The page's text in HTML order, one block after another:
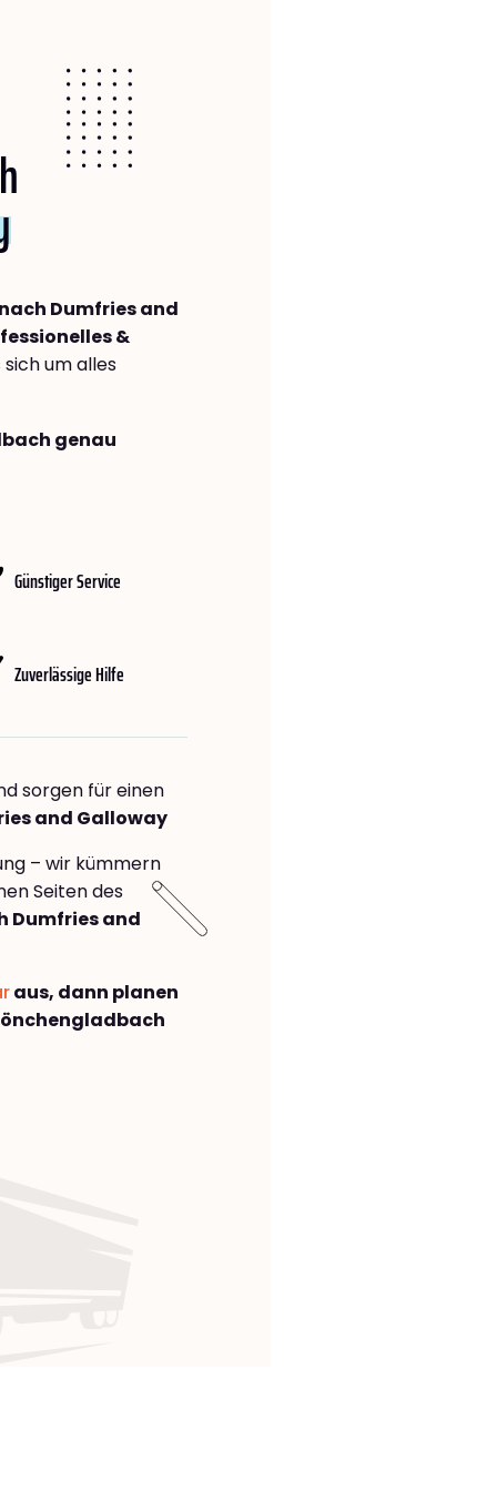
Dumfries and
&
sich um alles
genau
Günstiger Service
Zuverlässige Hilfe
sorgen für einen
and Galloway
– wir kümmern
Seiten des
Dumfries and
aus, dann planen